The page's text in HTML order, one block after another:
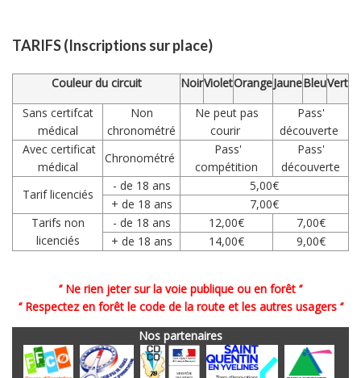
TARIFS(Inscriptions sur place)
Couleur du circuit NoirVioletOrangeJauneBleuVert
Sans certifcat
médical
Non
chronométré
Ne peut pas
courir
Pass'
découverte
Avec certificat
médical
Chronométré
Pass'
compétition
Pass'
découverte
Tarif licenciés
- de 18 ans
5,00€
+ de 18 ans
7,00€
Tarifs non
licenciés
- de 18 ans 12,00€
7,00€
+ de 18 ans
14,00€ 9,00€
‘’ Ne rien jeter sur la voie publique ou en forêt ‘’
‘’ Respectez en forêt le code de la route et les autres usagers ‘’
Nos partenaires